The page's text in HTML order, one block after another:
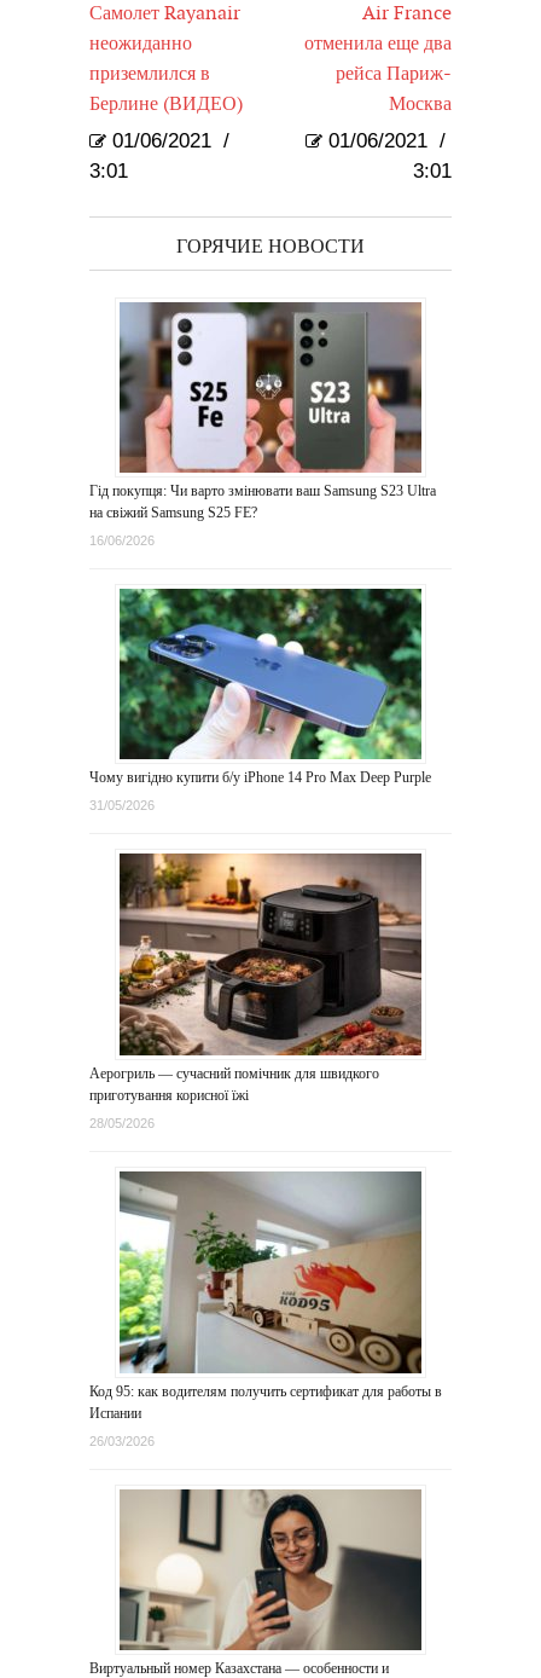
Самолет Rayanair
неожиданно
приземлился в
Берлине (ВИДЕО)
01/06/2021 /
3:01
Air France
отменила еще два
рейса Париж-
Москва
01/06/2021 /
3:01
ГОРЯЧИЕ НОВОСТИ
Гід покупця: Чи варто змінювати ваш Samsung S23 Ultra
на свіжий Samsung S25 FE?
16/06/2026
Чому вигідно купити б/у iPhone 14 Pro Max Deep Purple
31/05/2026
Аерогриль — сучасний помічник для швидкого
приготування корисної їжі
28/05/2026
Код 95: как водителям получить сертификат для работы в
Испании
26/03/2026
Виртуальный номер Казахстана — особенности и